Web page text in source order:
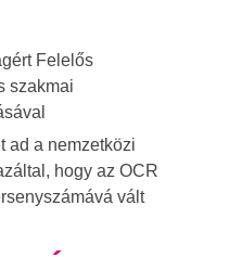
Felelős
szakmai
ad a nemzetközi
hogy az OCR
vált